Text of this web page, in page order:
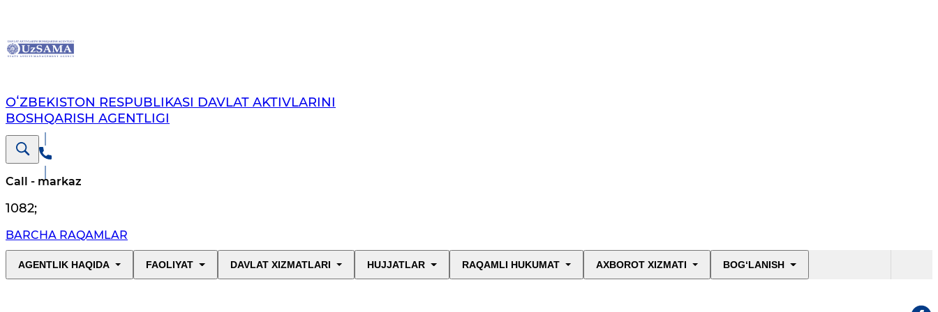
OʻZBEKISTON RESPUBLIKASI DAVLAT AKTIVLARINI
BOSHQARISH AGENTLIGI
Call - markaz
1082;
BARCHA RAQAMLAR
AGENTLIK HAQIDA FAOLIYAT DAVLAT XIZMATLARI HUJJATLAR RAQAMLI HUKUMAT AXBOROT XIZMATI BOG‘LANISH